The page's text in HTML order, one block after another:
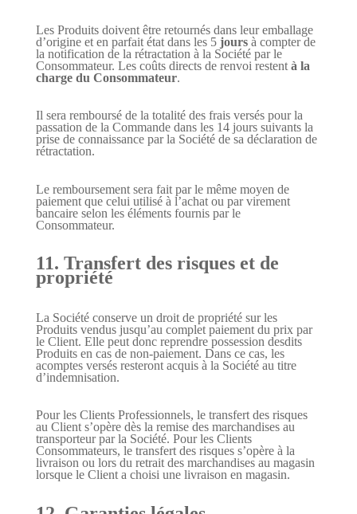
Les Produits doivent être retournés dans leur emballage
d’origine et en parfait état dans les 5joursà compter de
la notification de la rétractation à la Société par le
Consommateur. Les coûts directs de renvoi restent à la
charge du Consommateur.
Il sera remboursé de la totalité des frais versés pour la
passation de la Commande dans les 14 jours suivants la
prise de connaissance par la Société de sa déclaration de
rétractation.
Le remboursement sera fait par le même moyen de
paiement que celui utilisé à l’achat ou par virement
bancaire selon les éléments fournis par le
Consommateur.
11. Transfert des risques et de
propriété
La Société conserve un droit de propriété sur les
Produits vendus jusqu’au complet paiement du prix par
le Client. Elle peut donc reprendre possession desdits
Produits en cas de non-paiement. Dans ce cas, les
acomptes versés resteront acquis à la Société au titre
d’indemnisation.
Pour les Clients Professionnels, le transfert des risques
au Client s’opère dès la remise des marchandises au
transporteur par la Société. Pour les Clients
Consommateurs, le transfert des risques s’opère à la
livraison ou lors du retrait des marchandises au magasin
lorsque le Client a choisi une livraison en magasin.